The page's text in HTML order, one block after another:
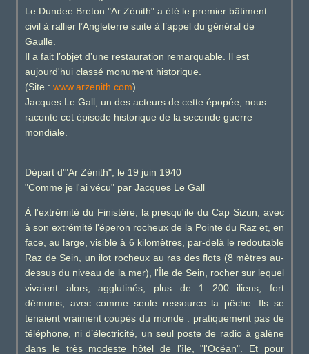
Le Dundee Breton "Ar Zénith" a été le premier bâtiment
civil à rallier l’Angleterre suite à l’appel du général de
Gaulle.
Il a fait l’objet d’une restauration remarquable. Il est
aujourd'hui classé monument historique.
(Site : www.arzenith.com)
Jacques Le Gall, un des acteurs de cette épopée, nous
raconte cet épisode historique de la seconde guerre
mondiale.
Départ d'"Ar Zénith", le 19 juin 1940
"Comme je l'ai vécu" par Jacques Le Gall
À l'extrémité du Finistère, la presqu'ile du Cap Sizun, avec
à son extrémité l'éperon rocheux de la Pointe du Raz et, en
face, au large, visible à 6 kilomètres, par-delà le redoutable
Raz de Sein, un ilot rocheux au ras des flots (8 mètres au-
dessus du niveau de la mer), l'Île de Sein, rocher sur lequel
vivaient alors, agglutinés, plus de 1 200 iliens, fort
démunis, avec comme seule ressource la pêche. Ils se
tenaient vraiment coupés du monde : pratiquement pas de
téléphone, ni d’électricité, un seul poste de radio à galène
dans le très modeste hôtel de l'île, "l'Océan". Et pour